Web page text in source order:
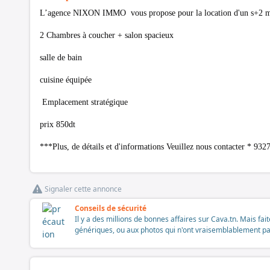
L’agence NIXON IMMO vous propose pour la location d'un s+2
2 Chambres à coucher + salon spacieux
salle de bain
cuisine équipée
Emplacement stratégique
prix 850dt
***Plus, de détails et d'informations Veuillez nous contacter *
Signaler cette annonce
Conseils de sécurité
Il y a des millions de bonnes affaires sur Cava.tn. Mais
génériques, ou aux photos qui n'ont vraisemblablement